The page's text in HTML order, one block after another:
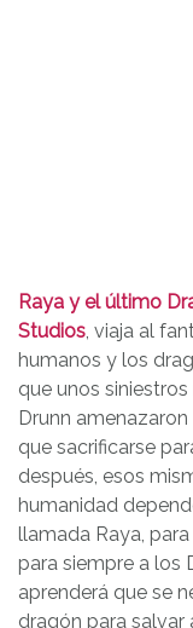
Raya y el último
Studios, viaja al
humanos y los
que unos
Drunn
que sacrificarse
después, esos
humanidad
llamada Raya,
para siempre a los
aprenderá que se
dragón para salvar